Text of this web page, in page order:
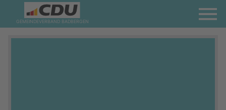
GEMEINDEVERBAND BADBERGEN